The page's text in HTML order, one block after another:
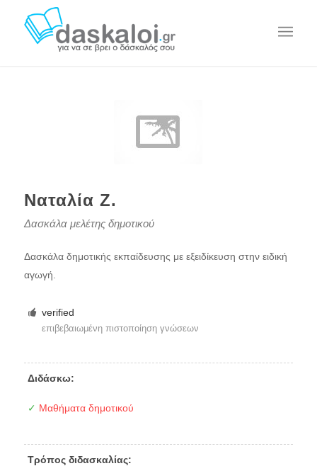
Ναταλία Ζ.
Δασκάλα μελέτης δημοτικού
Δασκάλα δημοτικής εκπαίδευσης με εξειδίκευση στην ειδική
αγωγή.
verified
επιβεβαιωμένη πιστοποίηση γνώσεων
Διδάσκω:
✓ Μαθήματα δημοτικού
Τρόπος διδασκαλίας: